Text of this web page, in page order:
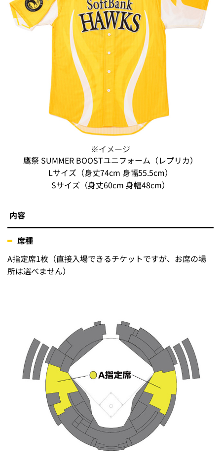
※イメージ
鷹祭 SUMMER BOOSTユニフォーム（レプリカ）
Lサイズ（身丈74cm 身幅55.5cm）
Sサイズ（身丈60cm 身幅48cm）
内容
席種
A指定席1枚（直接入場できるチケットですが、お席の場
所は選べません）